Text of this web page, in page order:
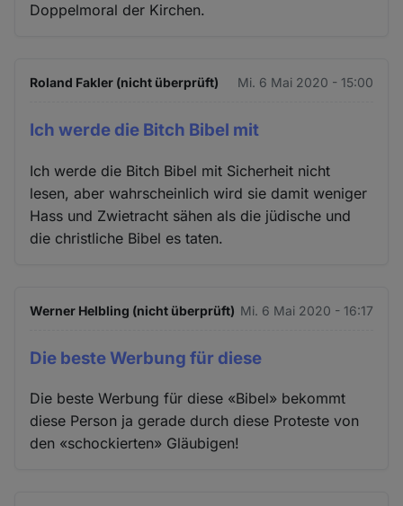
Doppelmoral der Kirchen.
Roland Fakler (nicht überprüft) Mi. 6 Mai 2020 - 15:00
Ich werde die Bitch Bibel mit
Ich werde die Bitch Bibel mit Sicherheit nicht
lesen, aber wahrscheinlich wird sie damit weniger
Hass und Zwietracht sähen als die jüdische und
die christliche Bibel es taten.
Werner Helbling (nicht überprüft) Mi. 6 Mai 2020 - 16:17
Die beste Werbung für diese
Die beste Werbung für diese «Bibel» bekommt
diese Person ja gerade durch diese Proteste von
den «schockierten» Gläubigen!